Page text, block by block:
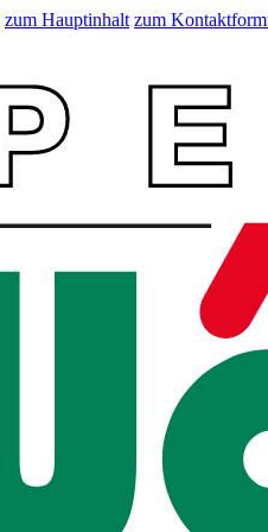
zum Hauptinhalt zum